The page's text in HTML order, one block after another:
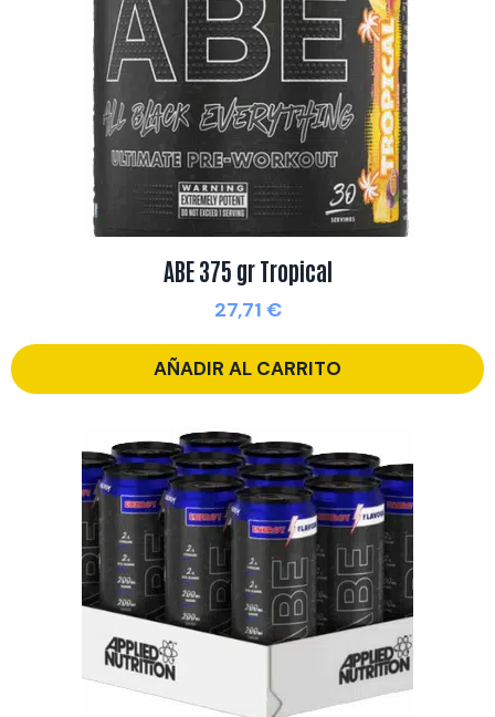
ABE 375 gr Tropical
27,71 €
AÑADIR AL CARRITO